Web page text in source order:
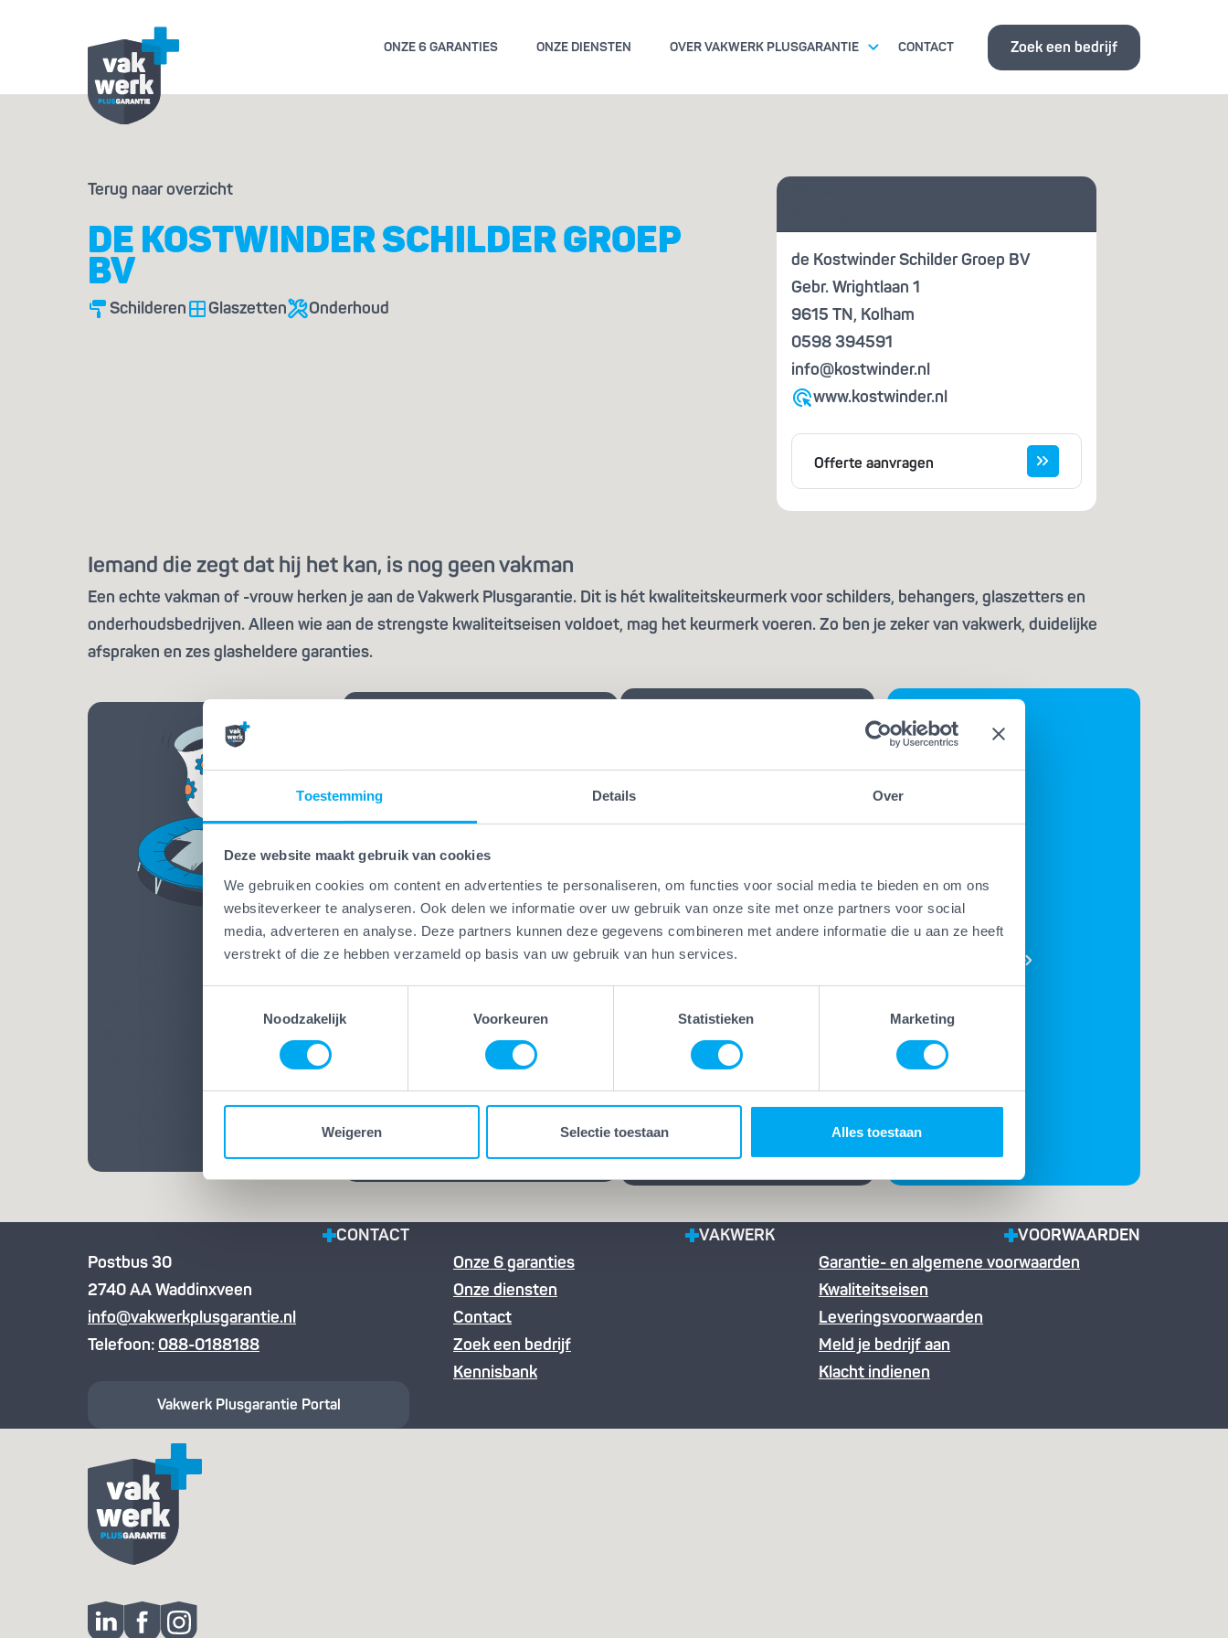
Toestemming Details Over
Deze website maakt gebruik van cookies
We gebruiken cookies om content en advertenties te personaliseren, om functies voor social media te bieden en om ons
websiteverkeer te analyseren. Ook delen we informatie over uw gebruik van onze site met onze partners voor social
media, adverteren en analyse. Deze partners kunnen deze gegevens combineren met andere informatie die u aan ze heeft
verstrekt of die ze hebben verzameld op basis van uw gebruik van hun services.
Noodzakelijk
Voorkeuren Statistieken Marketing
Weigeren Selectie toestaan Alles toestaan
ONZE 6 GARANTIES ONZE DIENSTEN OVER VAKWERK PLUSGARANTIE
KENNISBANK
CONTACT Zoek een bedrijf
Terug naar overzicht
DE KOSTWINDER SCHILDER GROEP
BV
Schilderen Glaszetten Onderhoud
Vraag je
de Kostwinder Schilder Groep BV
Gebr. Wrightlaan 1
9615 TN, Kolham
0598 394591
info@kostwinder.nl
www.kostwinder.nl
Offerte aanvragen
Iemand die zegt dat hij het kan, is nog geen vakman
Een echte vakman of -vrouw herken je aan de Vakwerk Plusgarantie. Dit is hét kwaliteitskeurmerk voor schilders, behangers, glaszetters en
onderhoudsbedrijven. Alleen wie aan de strengste kwaliteitseisen voldoet, mag het keurmerk voeren. Zo ben je zeker van vakwerk, duidelijke
afspraken en zes glasheldere garanties.
Vakwerk Plus
Schadegarantie
Plus-bedrijven ben je extra
goed verzekerd. Dankzij een
Vakwerk Plus
Bekwaamheidsgarantie
Bij Vakwerk Plus-bedrijven werken
mensen die hun vak verstaan.
Opgeleid, gecertificeerd en/of
vele jaren praktijkervaring. Geen
praatjes, maar bewezen
vakmanschap.
Vakwerk Plus
Kwaliteitsgarantie
Vakwerk Plus-bedrijven
leveren kwaliteit die blijft. Met
jarenlange garantie op het
werk kies je voor rust en
zekerheid. Want goed werk
blijft goed, ook lang nadat de
klus is afgerond.
BEKIJK
AL ONZE
CONTACT
Postbus 30
2740 AA Waddinxveen
info@vakwerkplusgarantie.nl
Telefoon: 088-0188188
Vakwerk Plusgarantie Portal
VAKWERK
Onze 6 garanties
Onze diensten
Contact
Zoek een bedrijf
Kennisbank
VOORWAARDEN
Garantie- en algemene voorwaarden
Kwaliteitseisen
Leveringsvoorwaarden
Meld je bedrijf aan
Klacht indienen